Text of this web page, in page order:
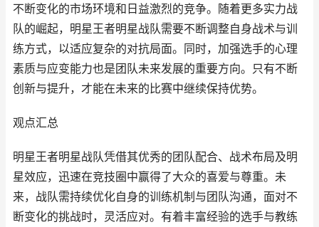
不断变化的市场环境和日益激烈的竞争。随着更多实力战
队的崛起，明星王者明星战队需要不断调整自身战术与训
练方式，以适应复杂的对抗局面。同时，加强选手的心理
素质与应变能力也是团队未来发展的重要方向。只有不断
创新与提升，才能在未来的比赛中继续保持优势。
观点汇总
明星王者明星战队凭借其优秀的团队配合、战术布局及明
星效应，迅速在竞技圈中赢得了大众的喜爱与尊重。未
来，战队需持续优化自身的训练机制与团队沟通，面对不
断变化的挑战时，灵活应对。有着丰富经验的选手与教练